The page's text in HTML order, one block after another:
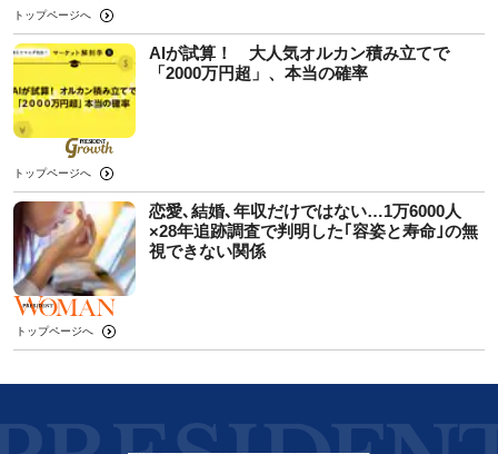
トップページへ
AIが試算！ 大人気オルカン積み立てで
「2000万円超」、本当の確率
トップページへ
恋愛､結婚､年収だけではない…1万6000人
×28年追跡調査で判明した｢容姿と寿命｣の無
視できない関係
トップページへ